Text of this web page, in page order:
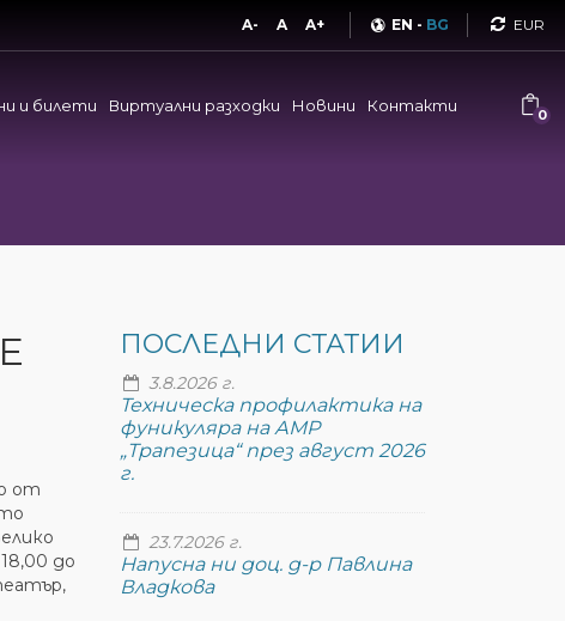
A- A A+ EN - BG
и билети Виртуални разходки Новини Контакти 0
от
до
ПОСЛЕДНИ СТАТИИ
3.8.2026 г.
Техническа профилактика на
фуникуляра на АМР
„Трапезица“ през август 2026
г.
23.7.2026 г.
Напусна ни доц. д-р Павлина
Владкова